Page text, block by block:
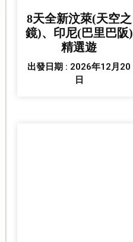
8天全新汶萊(天空之
鏡)、印尼(巴里巴阪)
精選遊
出發日期 : 2026年12月20
日